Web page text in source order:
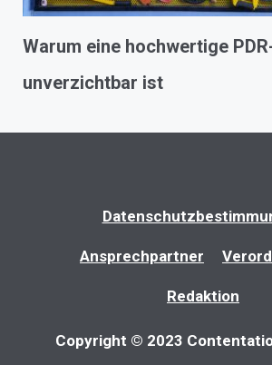
Warum eine hochwertige
unverzichtbar ist
Ansprechpartner
Redaktion
Copyright © 2023